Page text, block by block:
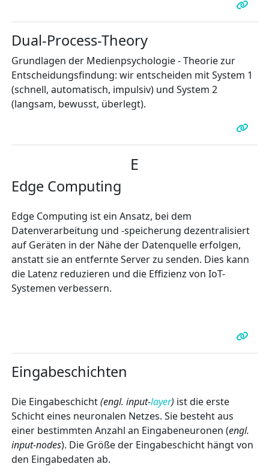
Dual-Process-Theory
Grundlagen der Medienpsychologie - Theorie zur
Entscheidungsfindung: wir entscheiden mit System 1
(schnell, automatisch, impulsiv) und System 2
(langsam, bewusst, überlegt).
E
Edge Computing
Edge Computing ist ein Ansatz, bei dem
Datenverarbeitung und -speicherung dezentralisiert
auf Geräten in der Nähe der Datenquelle erfolgen,
anstatt sie an entfernte Server zu senden. Dies kann
die Latenz reduzieren und die Effizienz von IoT-
Systemen verbessern.
Eingabeschichten
Die Eingabeschicht(engl. input-layer) ist die erste
Schicht eines neuronalen Netzes. Sie besteht aus
einer bestimmten Anzahl an Eingabeneuronen (engl.
input-nodes). Die Größe der Eingabeschicht hängt von
den Eingabedaten ab.